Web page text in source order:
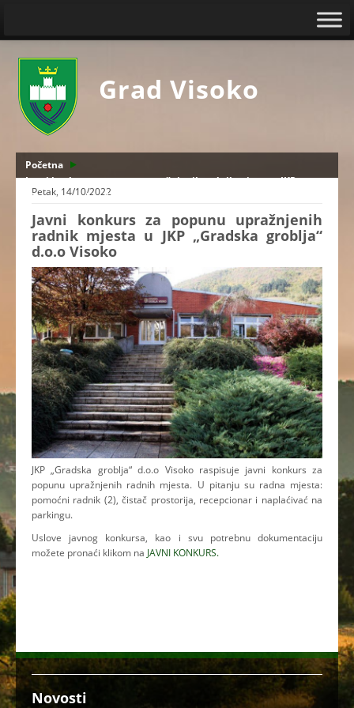
Grad Visoko
Početna
Javni konkurs za popunu upražnjenih radnik mjesta u JKP
„Gradska groblja“ d.o.o Visoko
Petak, 14/10/2022
Javni konkurs za popunu upražnjenih
radnik mjesta u JKP „Gradska groblja“
d.o.o Visoko
JKP „Gradska groblja“ d.o.o Visoko raspisuje javni konkurs za
popunu upražnjenih radnih mjesta. U pitanju su radna mjesta:
pomoćni radnik (2), čistač prostorija, recepcionar i naplaćivać na
parkingu.
Uslove javnog konkursa, kao i svu potrebnu dokumentaciju
možete pronaći klikom na JAVNI KONKURS.
Novosti